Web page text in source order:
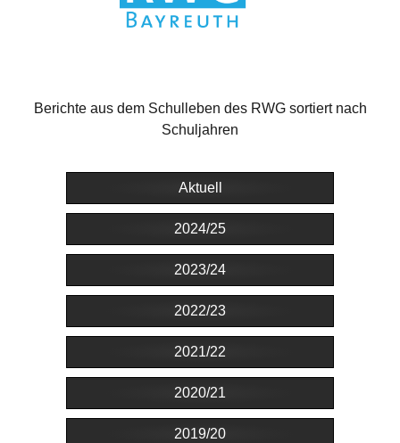
Berichte aus dem Schulleben des RWG sortiert nach
Schuljahren
Aktuell
2024/25
2023/24
2022/23
2021/22
2020/21
2019/20